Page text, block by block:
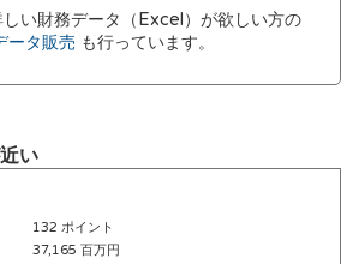
い財務データ（Excel）が欲しい方の
ータ販売 も行っています。
い
132 ポイント
37,165 百万円